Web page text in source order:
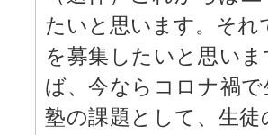
たいと思います。それ
を募集したいと思い
ば、今ならコロナ禍
塾の課題として、生